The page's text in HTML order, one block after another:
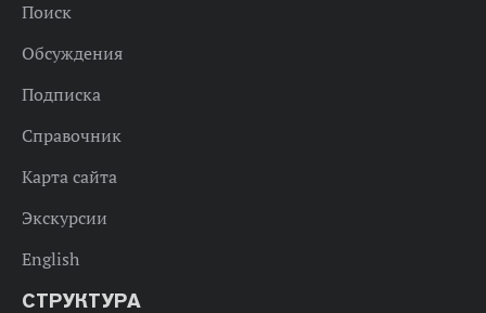
Поиск
Обсуждения
Подписка
Справочник
Карта сайта
Экскурсии
English
СТРУКТУРА